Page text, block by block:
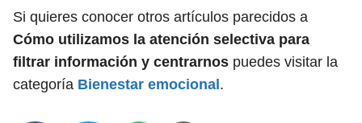
Si quieres conocer otros artículos parecidos a
Cómo utilizamos la atención selectiva para
filtrar información y centrarnos puedes visitar la
categoría Bienestar emocional .